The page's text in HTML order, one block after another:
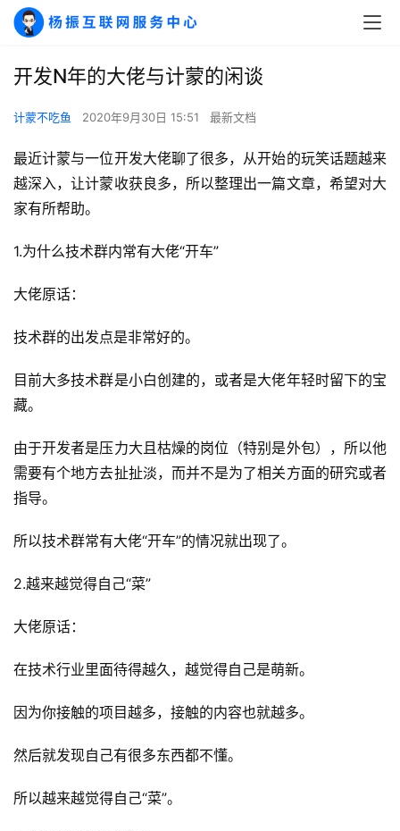
开发N年的大佬与计蒙的闲谈
计蒙不吃鱼 2020年9月30日 15:51 最新文档
最近计蒙与一位开发大佬聊了很多，从开始的玩笑话题越来
越深入，让计蒙收获良多，所以整理出一篇文章，希望对大
家有所帮助。
1.为什么技术群内常有大佬“开车”
大佬原话：
技术群的出发点是非常好的。
目前大多技术群是小白创建的，或者是大佬年轻时留下的宝
藏。
由于开发者是压力大且枯燥的岗位（特别是外包），所以他
需要有个地方去扯扯淡，而并不是为了相关方面的研究或者
指导。
所以技术群常有大佬“开车”的情况就出现了。
2.越来越觉得自己“菜”
大佬原话：
在技术行业里面待得越久，越觉得自己是萌新。
因为你接触的项目越多，接触的内容也就越多。
然后就发现自己有很多东西都不懂。
所以越来越觉得自己“菜”。